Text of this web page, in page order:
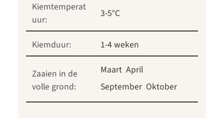
Kiemtemperat
uur:
3-5°C
Kiemduur: 1-4 weken
Zaaien in de
volle grond:
Maart April
September Oktober